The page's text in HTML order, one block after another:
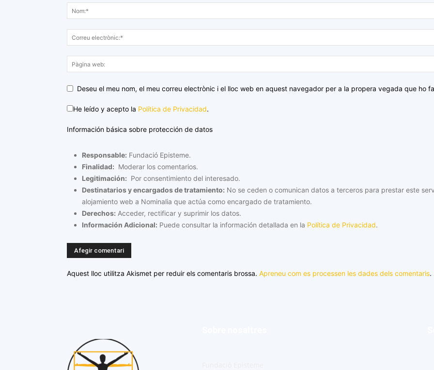
Deseu el meu nom, el meu correu electrònic i el lloc web en aquest navegador per a la propera vegada que ho
He leído y acepto la Política de Privacidad.
Información básica sobre protección de datos
Responsable: Fundació Episteme.
Finalidad: Moderar los comentarios.
Legitimación: Por consentimiento del interesado.
Destinatarios y encargados de tratamiento: No se ceden o comunican datos a terceros para prestar este
alojamiento web a Nominalia que actúa como encargado de tratamiento.
Derechos: Acceder, rectificar y suprimir los datos.
Información Adicional: Puede consultar la información detallada en la Política de Privacidad.
Aquest lloc utilitza Akismet per reduir els comentaris brossa. Apreneu com es processen les dades dels comentaris.